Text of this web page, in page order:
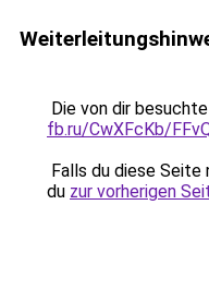
Die von dir
fb.ru/CwXFcKb/
Falls du diese
du zur vorherigen